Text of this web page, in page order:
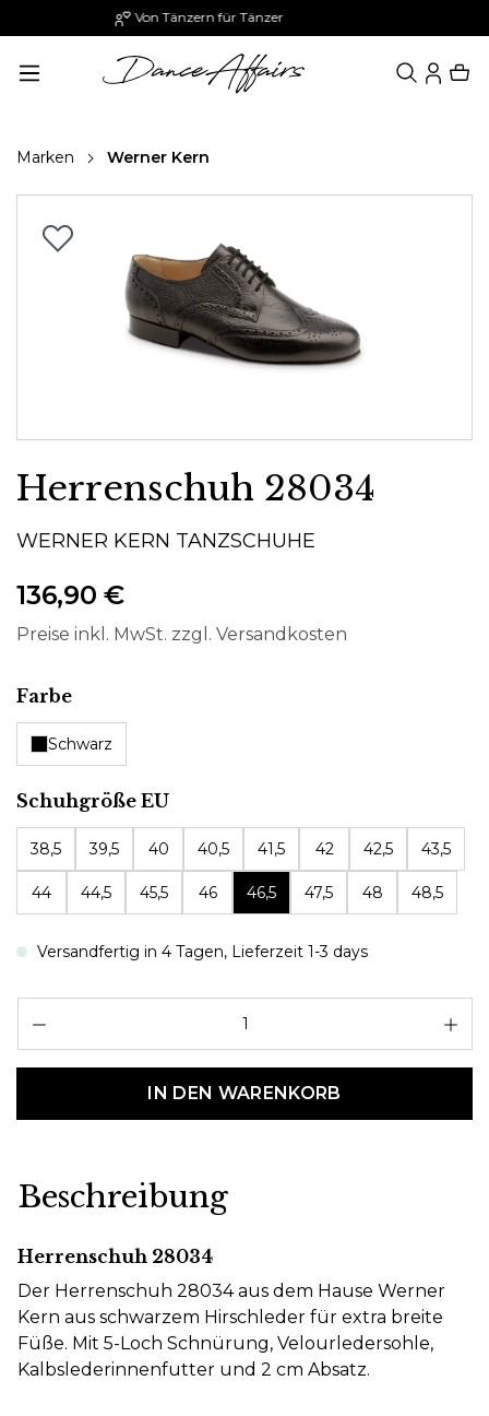
springen Paypal: 30 Tage später zahlen
Marken Werner Kern
Herrenschuh 28034
WERNER KERN TANZSCHUHE
136,90 €
Preise inkl. MwSt. zzgl. Versandkosten
Farbeauswählen
Schwarz
Schuhgröße EUauswählen
38,5 39,5 40 40,5 41,5 42 42,5 43,5
44 44,5 45,5 46 46,5 47,5 48 48,5
Versandfertig in 4 Tagen, Lieferzeit 1-3 days
IN DEN WARENKORB
Beschreibung
Herrenschuh 28034
Der Herrenschuh 28034 aus dem Hause Werner
Kern aus schwarzem Hirschleder für extra breite
Füße. Mit 5-Loch Schnürung, Velourledersohle,
Kalbslederinnenfutter und 2 cm Absatz.